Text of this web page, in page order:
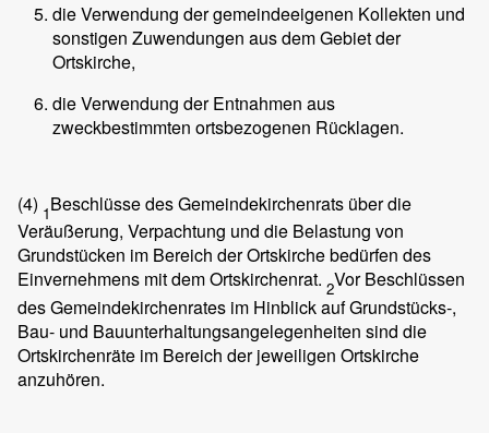
die Verwendung der gemeindeeigenen Kollekten und
sonstigen Zuwendungen aus dem Gebiet der
Ortskirche,
die Verwendung der Entnahmen aus
zweckbestimmten ortsbezogenen Rücklagen.
(4) 1Beschlüsse des Gemeindekirchenrats über die
Veräußerung, Verpachtung und die Belastung von
Grundstücken im Bereich der Ortskirche bedürfen des
Einvernehmens mit dem Ortskirchenrat. 2Vor Beschlüssen
des Gemeindekirchenrates im Hinblick auf Grundstücks-,
Bau- und Bauunterhaltungsangelegenheiten sind die
Ortskirchenräte im Bereich der jeweiligen Ortskirche
anzuhören.